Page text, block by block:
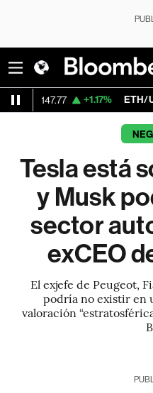
+1.17% ETH/USD
Tesla está
y Musk
sector
exCEO
El exjefe de Peugeot,
podría no existir en
valoración